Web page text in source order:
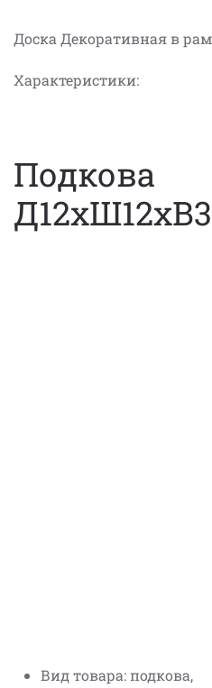
Доска Декоративная в
Характеристики:
Подкова
Вид товара: подкова,